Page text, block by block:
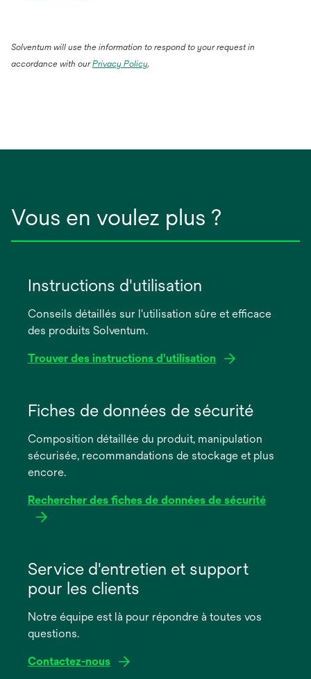
Solventum will use the information to respond to your request in
accordance with ourPrivacy Policy.
Vous en voulez plus ?
Instructions d'utilisation
Conseils détaillés sur l'utilisation sûre et efficace
des produits Solventum.
Trouver des instructions d'utilisation
dans
nouvel
onglet
Fiches de données de sécurité
Composition détaillée du produit, manipulation
sécurisée, recommandations de stockage et plus
encore.
Rechercher des fiches de données de sécurité
dans
nouvel
onglet
Service d'entretien et support
pour les clients
Notre équipe est là pour répondre à toutes vos
questions.
Contactez-nous